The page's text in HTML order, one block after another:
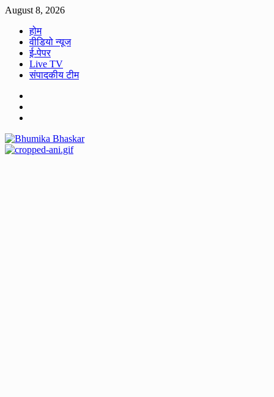
Skip
content
August 8, 2026
होम
वीडियो न्यूज
ई-पेपर
Live TV
संपादकीय टीम